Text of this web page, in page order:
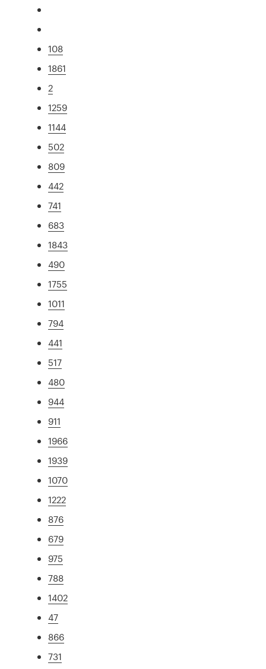
108
1861
2
1259
1144
502
809
442
741
683
1843
490
1755
1011
794
441
517
480
944
911
1966
1939
1070
1222
876
679
975
788
1402
47
866
731